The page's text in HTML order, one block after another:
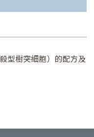
型樹突細胞）的配方及